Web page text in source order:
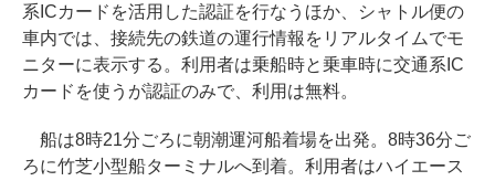
系ICカードを活用した認証を行なうほか、シャトル便の
車内では、接続先の鉄道の運行情報をリアルタイムでモ
ニターに表示する。利用者は乗船時と乗車時に交通系IC
カードを使うが認証のみで、利用は無料。
船は8時21分ごろに朝潮運河船着場を出発。8時36分ご
ろに竹芝小型船ターミナルへ到着。利用者はハイエース